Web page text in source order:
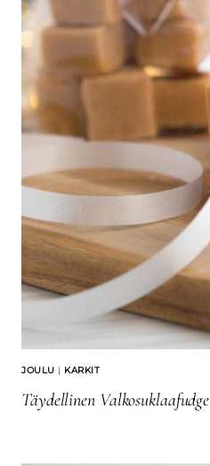
JOULU | KARKIT
Täydellinen Valkosuklaafudge